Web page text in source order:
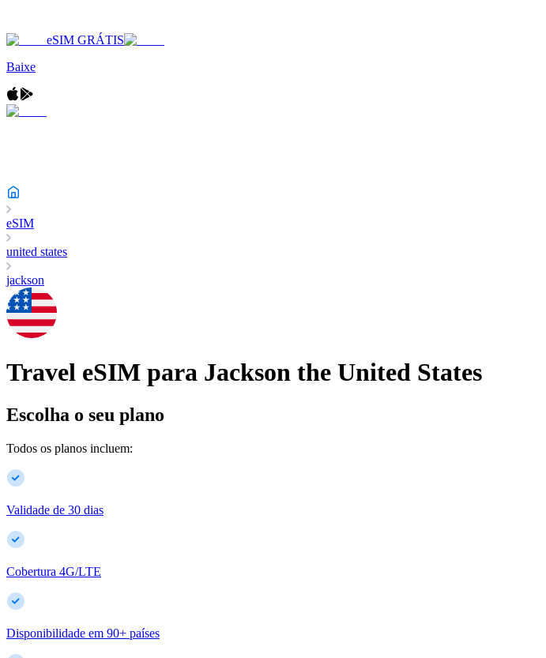
eSIM GRÁTIS
Baixe
eSIM
united states
jackson
Travel eSIM para Jackson the United States
Escolha o seu plano
Todos os planos incluem:
Validade de 30 dias
Cobertura 4G/LTE
Disponibilidade em 90+ países